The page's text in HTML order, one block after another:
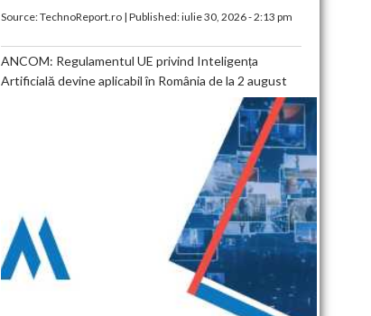
Source:TechnoReport.ro| Published:iulie 30, 2026 - 2:13 pm
ANCOM: Regulamentul UE privind Inteligența
Artificială devine aplicabil în România de la 2 august